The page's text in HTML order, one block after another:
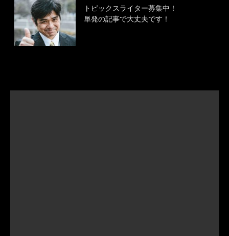
トピックスライター募集中！
単発の記事で大丈夫です！